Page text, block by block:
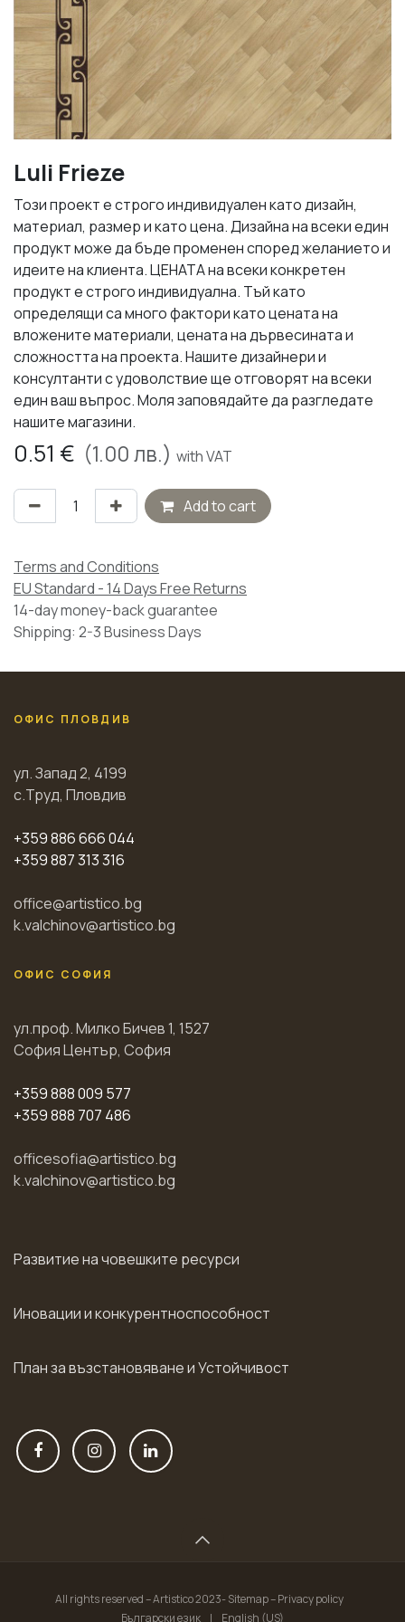
Luli Frieze
Този проект е строго индивидуален като дизайн,
материал, размер и като цена. Дизайна на всеки един
продукт може да бъде променен според желанието и
идеите на клиента. ЦЕНАТА на всеки конкретен
продукт е строго индивидуална. Тъй като
определящи са много фактори като цената на
вложените материали, цената на дървесината и
сложността на проекта. Нашите дизайнери и
консултанти с удоволствие ще отговорят на всеки
един ваш въпрос. Моля заповядайте да разгледате
нашите магазини.
0.51 € (1.00лв.) with VAT
Add to cart
Terms and Conditions
EU Standard - 14 Days Free Returns
14-day money-back guarantee
Shipping: 2-3 Business Days
ОФИС ПЛОВДИВ
ул. Запад 2, 4199
с.Труд, Пловдив
+359 886 666 044
+359 887 313 316
office@artistico.bg
k.valchinov@artistico.bg
ОФИС СОФИЯ
ул.проф. Милко Бичев 1, 1527
София Център, София
+359 888 009 577
+359 888 707 486
officesofia@artistico.bg
k.valchinov@artistico.bg
Развитие на човешките ресурси
Иновации и конкурентноспособност
План за възстановяване и Устойчивост
All rights reserved – Artistico 2023- Sitemap – Privacy policy
Български език
| English (US)